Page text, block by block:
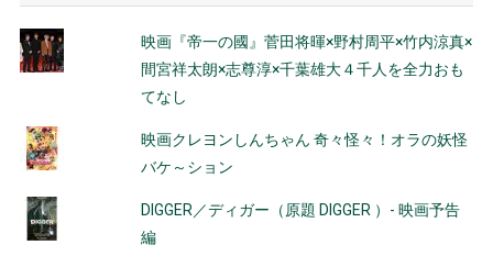
ビ
ゲ
シ
ョ
ン
映画『帝一の國』菅田将暉×野村周平×竹内涼真×
間宮祥太朗×志尊淳×千葉雄大４千人を全力おも
てなし
映画クレヨンしんちゃん 奇々怪々！オラの妖怪
バケ～ション
DIGGER／ディガー（原題 DIGGER ）- 映画予告
編